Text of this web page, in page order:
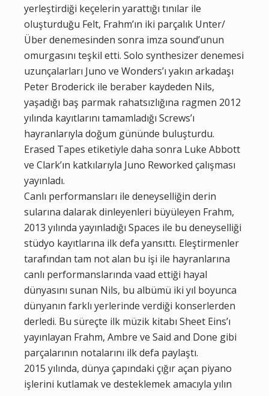
yerleştirdiği keçelerin yarattığı tınılar ile
oluşturduğu Felt, Frahm’ın iki parçalık Unter/
Über denemesinden sonra imza sound’unun
omurgasını teşkil etti. Solo synthesizer denemesi
uzunçalarları Juno ve Wonders’ı yakın arkadaşı
Peter Broderick ile beraber kaydeden Nils,
yaşadığı baş parmak rahatsızlığına ragmen 2012
yılında kayıtlarını tamamladığı Screws’ı
hayranlarıyla doğum gününde buluşturdu.
Erased Tapes etiketiyle daha sonra Luke Abbott
ve Clark’ın katkılarıyla Juno Reworked çalışması
yayınladı.
Canlı performansları ile deneyselliğin derin
sularına dalarak dinleyenleri büyüleyen Frahm,
2013 yılında yayınladığı Spaces ile bu deneyselliği
stüdyo kayıtlarına ilk defa yansıttı. Eleştirmenler
tarafından tam not alan bu işi ile hayranlarına
canlı performanslarında vaad ettiği hayal
dünyasını sunan Nils, bu albümü iki yıl boyunca
dünyanın farklı yerlerinde verdiği konserlerden
derledi. Bu süreçte ilk müzik kitabı Sheet Eins’ı
yayınlayan Frahm, Ambre ve Said and Done gibi
parçalarının notalarını ilk defa paylaştı.
2015 yılında, dünya çapındaki çığır açan piyano
işlerini kutlamak ve desteklemek amacıyla yılın